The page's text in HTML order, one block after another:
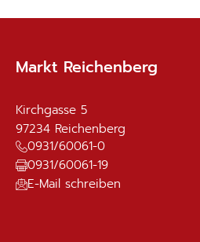
Markt Reichenberg
Kirchgasse 5
97234 Reichenberg
0931/60061-0
0931/60061-19
E-Mail schreiben